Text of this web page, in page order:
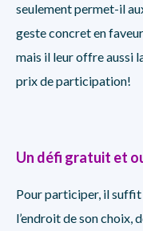
seulement permet-il
geste concret en
mais il leur offre aussi
prix de participation!
Un défi gratuit et
Pour participer, il suffit
l’endroit de son choix,